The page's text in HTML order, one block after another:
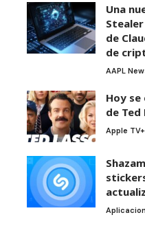
Una
de
de
AAPL
Hoy
de Ted
Apple TV+